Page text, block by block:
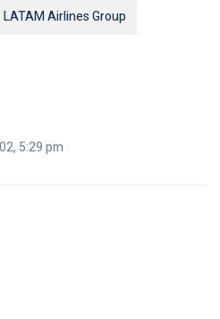
LATAM Airlines Group
5:29 pm